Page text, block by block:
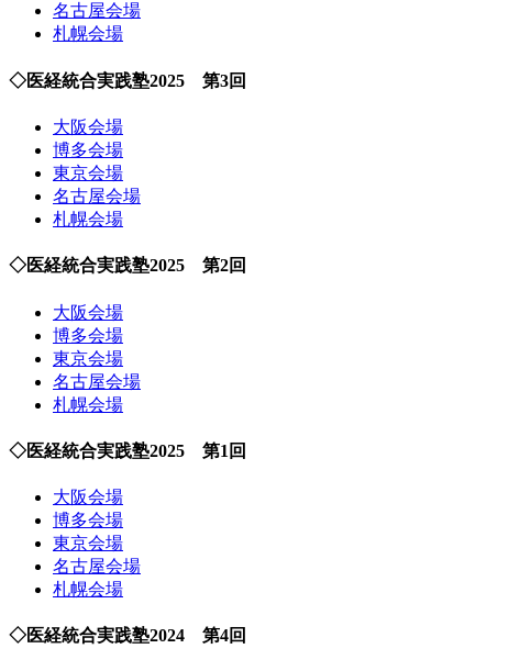
名古屋会場
札幌会場
◇医経統合実践塾2025 第3回
大阪会場
博多会場
東京会場
名古屋会場
札幌会場
◇医経統合実践塾2025 第2回
大阪会場
博多会場
東京会場
名古屋会場
札幌会場
◇医経統合実践塾2025 第1回
大阪会場
博多会場
東京会場
名古屋会場
札幌会場
◇医経統合実践塾2024 第4回